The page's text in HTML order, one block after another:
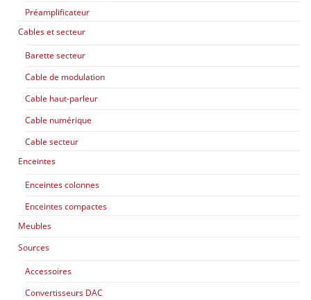
Préamplificateur
Cables et secteur
Barette secteur
Cable de modulation
Cable haut-parleur
Cable numérique
Cable secteur
Enceintes
Enceintes colonnes
Enceintes compactes
Meubles
Sources
Accessoires
Convertisseurs DAC